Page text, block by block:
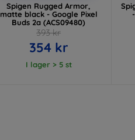
Spigen Rugged Armor,
matte black - Google Pixel
Buds 2a (ACS09480)
393 kr
354 kr
I lager > 5 st